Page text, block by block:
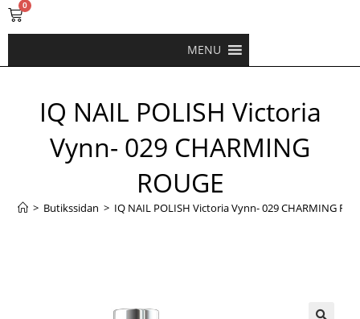
0
MENU
IQ NAIL POLISH Victoria
Vynn- 029 CHARMING
ROUGE
> Butikssidan > IQ NAIL POLISH Victoria Vynn- 029 CHARMING